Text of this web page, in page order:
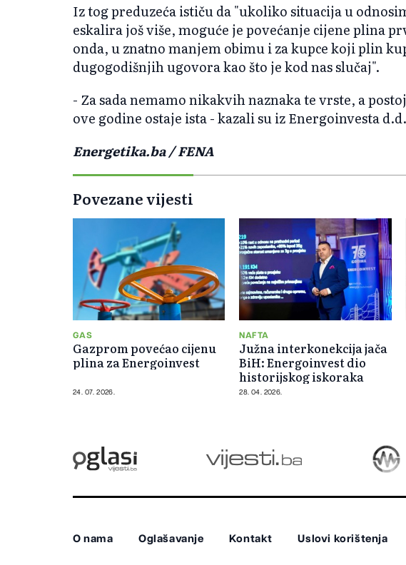
Iz tog preduzeća ističu da "ukoliko situacija u
eskalira još više, moguće je povećanje cijene plina
onda, u znatno manjem obimu i za kupce koji plin
dugogodišnjih ugovora kao što je kod nas slučaj".
- Za sada nemamo nikakvih naznaka te vrste, a
ove godine ostaje ista - kazali su iz Energoinvesta
Energetika.ba / FENA
Povezane vijesti
GAS
Gazprom povećao cijenu
plina za Energoinvest
24. 07. 2026.
NAFTA
Južna interkonekcija jača
BiH: Energoinvest dio
historijskog iskoraka
28. 04. 2026.
O nama Oglašavanje Kontakt Uslovi korištenja